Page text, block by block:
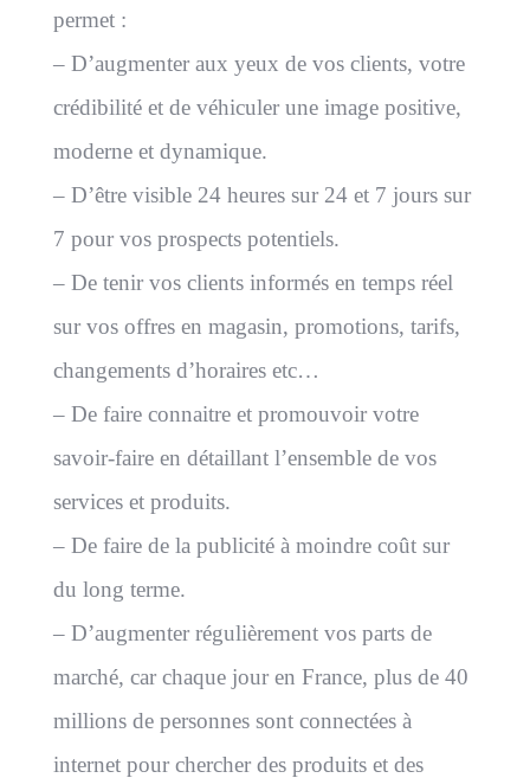
permet :
– D’augmenter aux yeux de vos clients, votre
crédibilité et de véhiculer une image positive,
moderne et dynamique.
– D’être visible 24 heures sur 24 et 7 jours sur
7 pour vos prospects potentiels.
– De tenir vos clients informés en temps réel
sur vos offres en magasin, promotions, tarifs,
changements d’horaires etc…
– De faire connaitre et promouvoir votre
savoir-faire en détaillant l’ensemble de vos
services et produits.
– De faire de la publicité à moindre coût sur
du long terme.
– D’augmenter régulièrement vos parts de
marché, car chaque jour en France, plus de 40
millions de personnes sont connectées à
internet pour chercher des produits et des